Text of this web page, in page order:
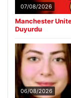
07/08/2026
Manchester
Duyurdu
06/08/2026